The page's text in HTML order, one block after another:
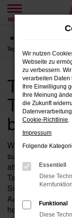
Zum
springen
MENÜ
Tageszulassung für Fulda
Toyota
bei
Wenn Sie in der
suchen, das die
attraktiven Preis
Tageszulassung
Seit über 90
Autohaus in der
hervorragende
Wir nutzen
Webseite zu
zu verbessern.
verarbeiten Daten
Ihre Einwilligung
Ihre Meinung
die Zukunft
Cookie-Richtlinie.
Impressum
Folgende
Essentiell
Diese
Funktional
Diese